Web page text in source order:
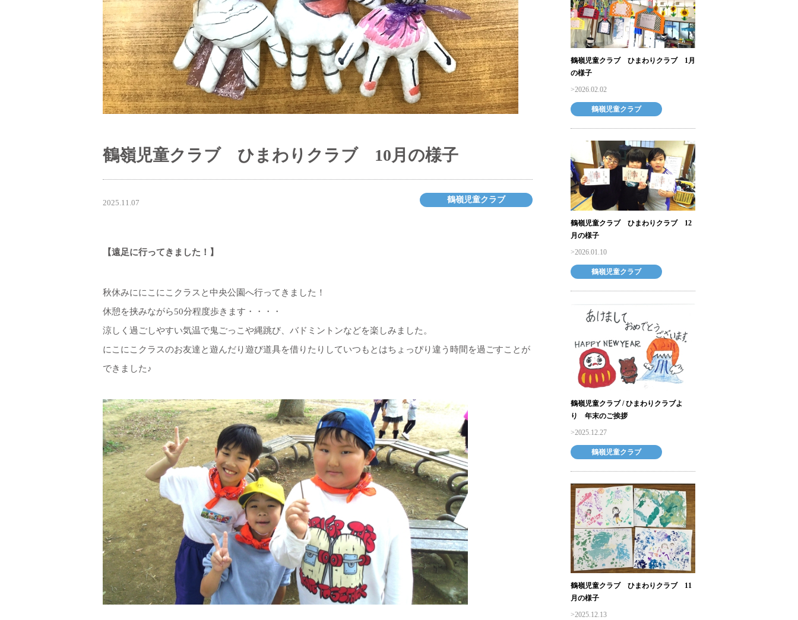
鶴嶺児童クラブ ひまわりクラブ 10月の様子
2025.11.07 鶴嶺児童クラブ
【遠足に行ってきました！】
秋休みににこにこクラスと中央公園へ行ってきました！
休憩を挟みながら50分程度歩きます・・・・
涼しく過ごしやすい気温で鬼ごっこや縄跳び、バドミントンなどを楽しみました。
にこにこクラスのお友達と遊んだり遊び道具を借りたりしていつもとはちょっぴり違う時間を過ごすことが
できました♪
鶴嶺児童クラブ ひまわりクラブ 1月
の様子
2026.02.02
鶴嶺児童クラブ
鶴嶺児童クラブ ひまわりクラブ 12
月の様子
2026.01.10
鶴嶺児童クラブ
鶴嶺児童クラブ / ひまわりクラブよ
り 年末のご挨拶
2025.12.27
鶴嶺児童クラブ
鶴嶺児童クラブ ひまわりクラブ 11
月の様子
2025.12.13